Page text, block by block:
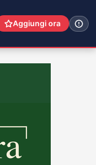
Aggiungi ora